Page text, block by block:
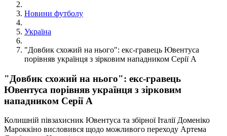
Новини футболу
Україна
"Довбик схожий на нього": екс-гравець Ювентуса
порівняв українця з зірковим нападником Серії А
"Довбик схожий на нього": екс-гравець
Ювентуса порівняв українця з зірковим
нападником Серії А
Колишній півзахисник Ювентуса та збірної Італії Доменіко
Мароккіно висловився щодо можливого переходу Артема